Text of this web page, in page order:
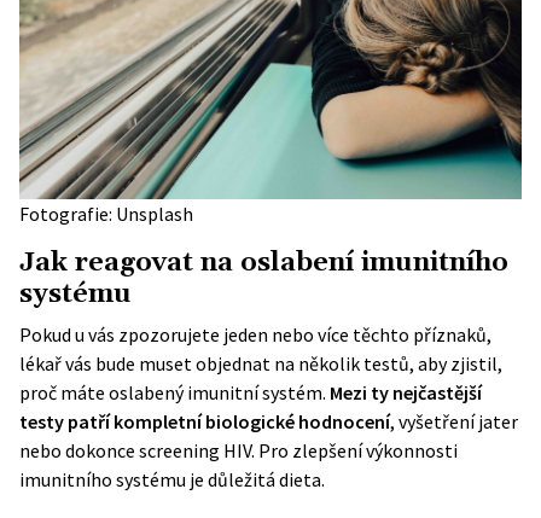
Fotografie: Unsplash
Jak reagovat na oslabení imunitního
systému
Pokud u vás zpozorujete jeden nebo více těchto příznaků,
lékař vás bude muset objednat na několik testů, aby zjistil,
proč máte oslabený imunitní systém. Mezi ty nejčastější
testy patří kompletní biologické hodnocení, vyšetření jater
nebo dokonce screening HIV. Pro zlepšení výkonnosti
imunitního systému je důležitá dieta.